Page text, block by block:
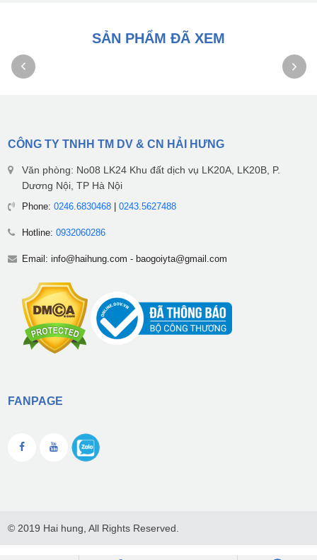
SẢN PHẨM ĐÃ XEM
CÔNG TY TNHH TM DV & CN HẢI HƯNG
Văn phòng: No08 LK24 Khu đất dịch vụ LK20A, LK20B, P.
Dương Nội, TP Hà Nội
Phone: 0246.6830468| 0243.5627488
Hotline: 0932060286
Email: info@haihung.com - baogoiyta@gmail.com
FANPAGE
© 2019 Hai hung, All Rights Reserved.